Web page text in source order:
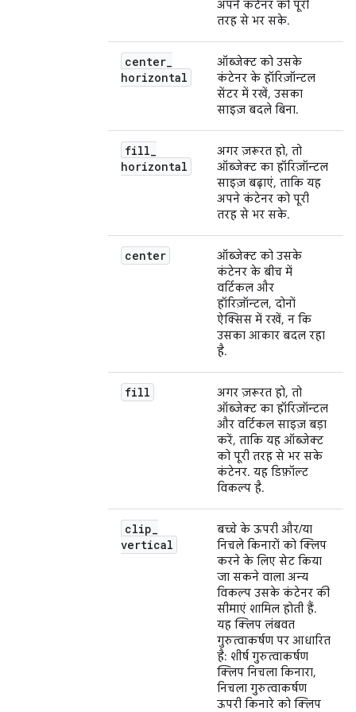
अपने कंटेनर को पूरी
तरह से भर सके.
center_
horizontal
ऑब्जेक्ट को उसके
कंटेनर के हॉरिज़ॉन्टल
सेंटर में रखें, उसका
साइज़ बदले बिना.
fill_
horizontal
अगर ज़रूरत हो, तो
ऑब्जेक्ट का हॉरिज़ॉन्टल
साइज़ बढ़ाएं, ताकि यह
अपने कंटेनर को पूरी
तरह से भर सके.
center
ऑब्जेक्ट को उसके
कंटेनर के बीच में
वर्टिकल और
हॉरिज़ॉन्टल, दोनों
ऐक्सिस में रखें, न कि
उसका आकार बदल रहा
है.
fill
अगर ज़रूरत हो, तो
ऑब्जेक्ट का हॉरिज़ॉन्टल
और वर्टिकल साइज़ बड़ा
करें, ताकि यह ऑब्जेक्ट
को पूरी तरह से भर सके
कंटेनर. यह डिफ़ॉल्ट
विकल्प है.
clip_
vertical
बच्चे के ऊपरी और/या
निचले किनारों को क्लिप
करने के लिए सेट किया
जा सकने वाला अन्य
विकल्प उसके कंटेनर की
सीमाएं शामिल होती हैं.
यह क्लिप लंबवत
गुरुत्वाकर्षण पर आधारित
है: शीर्ष गुरुत्वाकर्षण
क्लिप निचला किनारा,
निचला गुरुत्वाकर्षण
ऊपरी किनारे को क्लिप